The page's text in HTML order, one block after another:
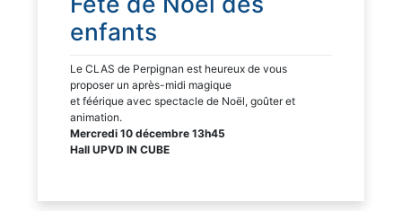
enfants
Le CLAS de Perpignan est heureux de vous
proposer un après-midi magique
et féérique avec spectacle de Noël, goûter et
animation.
Mercredi 10 décembre 13h45
Hall UPVD IN CUBE